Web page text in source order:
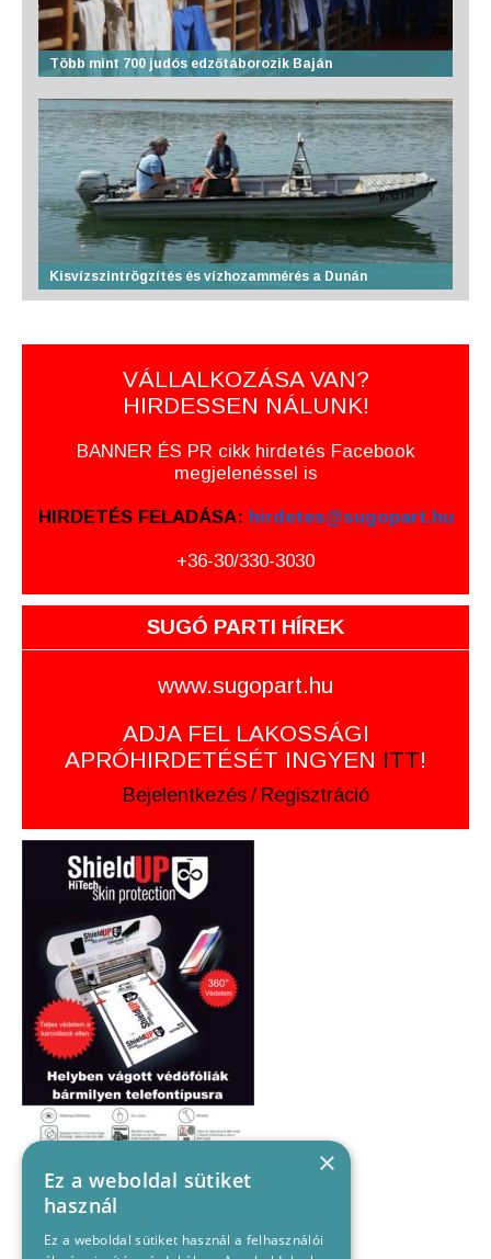
Több mint 700 judós edzőtáborozik Baján
Kisvízszintrögzítés és vízhozammérés a Dunán
VÁLLALKOZÁSA VAN?
HIRDESSEN NÁLUNK!
BANNER ÉS PR cikk hirdetés Facebook
megjelenéssel is
HIRDETÉS FELADÁSA: hirdetes@sugopart.hu
+36-30/330-3030
SUGÓ PARTI HÍREK
www.sugopart.hu
ADJA FEL LAKOSSÁGI
APRÓHIRDETÉSÉT INGYEN ITT!
Bejelentkezés / Regisztráció
×
Ez a weboldal sütiket
használ
Ez a weboldal sütiket használ a felhasználói